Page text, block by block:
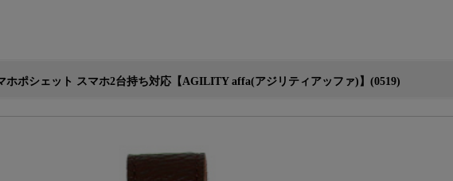
ポシェット スマホ2台持ち対応【AGILITY affa(アジリティアッファ)】(0519)